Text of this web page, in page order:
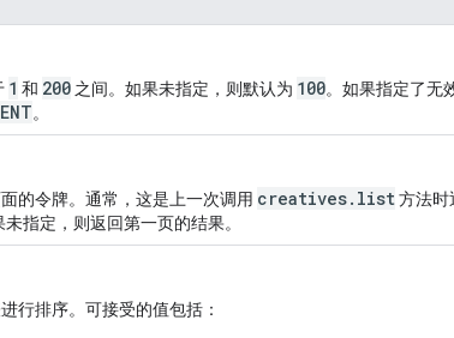
1 和 200 之间。如果未指定，则默认为 100。如果指定了无
。
的令牌。通常，这是上一次调用 creatives.list方法时
指定，则返回第一页的结果。
行排序。可接受的值包括：